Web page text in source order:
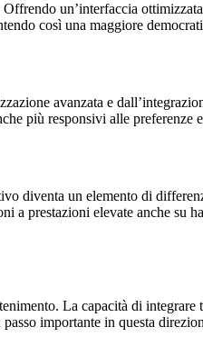
un’interfaccia
così una maggiore
avanzata e
più responsivi alle preferenze
diventa un elemento di
prestazioni elevate anche su
La capacità di
importante in questa